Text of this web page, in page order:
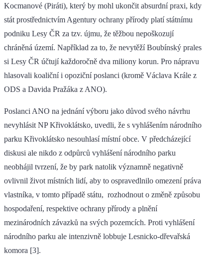
Kocmanové (Piráti), který by mohl ukončit absurdní praxi, kdy
stát prostřednictvím Agentury ochrany přírody platí státnímu
podniku Lesy ČR za tzv. újmu, že těžbou nepoškozují
chráněná území. Například za to, že nevytěží Boubínský prales
si Lesy ČR účtují každoročně dva miliony korun. Pro nápravu
hlasovali koaliční i opoziční poslanci (kromě Václava Krále z
ODS a Davida Pražáka z ANO).
Poslanci ANO na jednání výboru jako důvod svého návrhu
nevyhlásit NP Křivoklátsko, uvedli, že s vyhlášením národního
parku Křivoklátsko nesouhlasí místní obce. V předcházející
diskusi ale nikdo z odpůrců vyhlášení národního parku
neobhájil tvrzení, že by park natolik významně negativně
ovlivnil život místních lidí, aby to ospravedlnilo omezení práva
vlastníka, v tomto případě státu, rozhodnout o změně způsobu
hospodaření, respektive ochrany přírody a plnění
mezinárodních závazků na svých pozemcích. Proti vyhlášení
národního parku ale intenzivně lobbuje Lesnicko-dřevařská
komora [3].